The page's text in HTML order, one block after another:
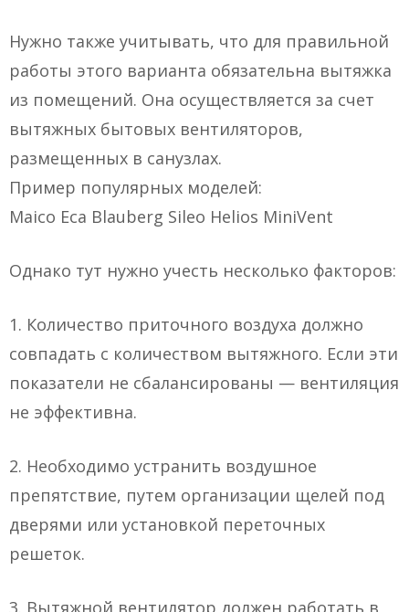
Нужно также учитывать, что для правильной
работы этого варианта обязательна вытяжка
из помещений. Она осуществляется за счет
вытяжных бытовых вентиляторов,
размещенных в санузлах.
Пример популярных моделей:
Maico Eca Blauberg Sileo Helios MiniVent
Однако тут нужно учесть несколько факторов:
1. Количество приточного воздуха должно
совпадать с количеством вытяжного. Если эти
показатели не сбалансированы — вентиляция
не эффективна.
2. Необходимо устранить воздушное
препятствие, путем организации щелей под
дверями или установкой переточных
решеток.
3. Вытяжной вентилятор должен работать в